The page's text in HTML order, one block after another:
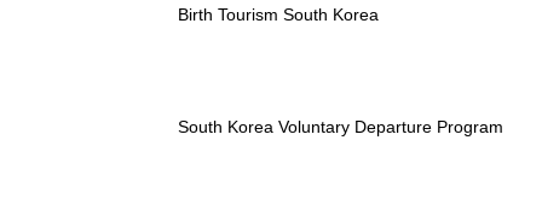
Birth Tourism South Korea
South Korea Voluntary Departure Program